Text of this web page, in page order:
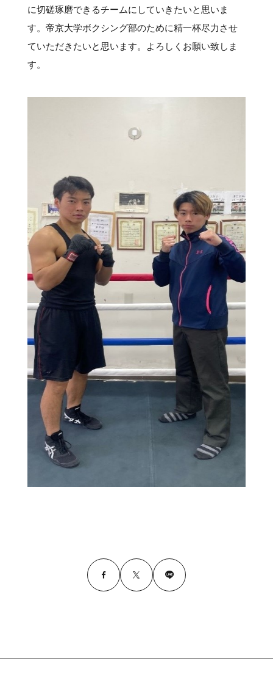
に切磋琢磨できるチームにしていきたいと思いま
す。帝京大学ボクシング部のために精一杯尽力させ
ていただきたいと思います。よろしくお願い致しま
す。